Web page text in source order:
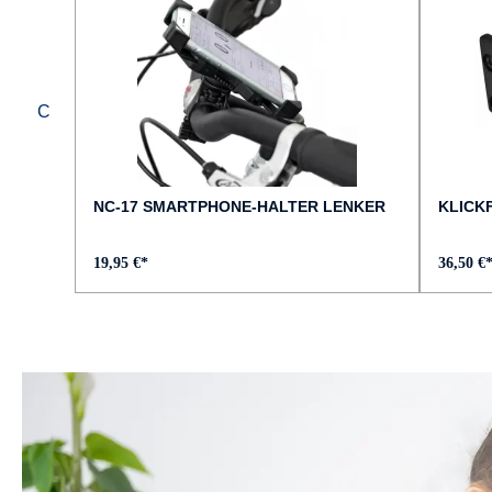
HINTERRADNABE :
Tour, Aluminium
75 Nm
MOTOR-TYP :
Bosch Performance Line smart System
NC-17 SMARTPHONE-HALTER LENKER
19,95 €* 36,50 €*